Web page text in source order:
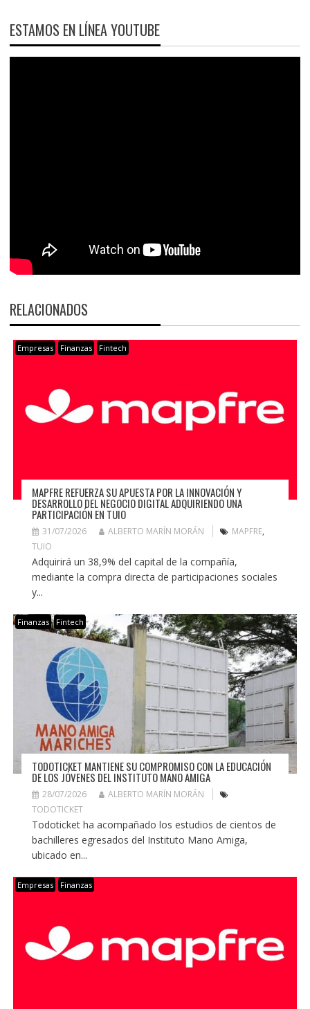
ESTAMOS EN LÍNEA YOUTUBE
RELACIONADOS
Empresas Finanzas Fintech
MAPFRE REFUERZA SU APUESTA POR LA INNOVACIÓN Y
DESARROLLO DEL NEGOCIO DIGITAL ADQUIRIENDO UNA
PARTICIPACIÓN EN TUIO
31/07/2026 ALBERTO MARÍN MORÁN MAPFRE,
TUIO
Adquirirá un 38,9% del capital de la compañía,
mediante la compra directa de participaciones sociales
y...
Finanzas Fintech
TODOTICKET MANTIENE SU COMPROMISO CON LA EDUCACIÓN
DE LOS JÓVENES DEL INSTITUTO MANO AMIGA
28/07/2026
ALBERTO MARÍN MORÁN
TODOTICKET
Todoticket ha acompañado los estudios de cientos de
bachilleres egresados del Instituto Mano Amiga,
ubicado en...
Empresas Finanzas